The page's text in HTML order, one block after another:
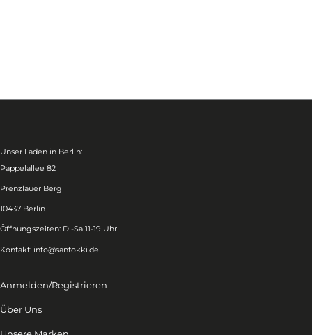
Unser Laden in Berlin:
Pappelallee 82
Prenzlauer Berg
10437 Berlin
Öffnungszeiten: Di-Sa 11-19 Uhr
Kontakt: info@santokki.de
Anmelden/Registrieren
Über Uns